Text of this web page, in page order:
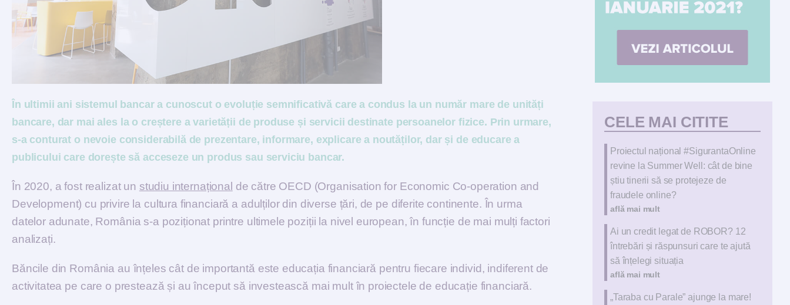
În ultimii ani sistemul bancar a cunoscut o evoluție semnificativă care a condus la un număr mare de unități
bancare, dar mai ales la o creștere a varietății de produse și servicii destinate persoanelor fizice. Prin urmare,
s-a conturat o nevoie considerabilă de prezentare, informare, explicare a noutăților, dar și de educare a
publicului care dorește să acceseze un produs sau serviciu bancar.
În 2020, a fost realizat un studiu internațional de către OECD (Organisation for Economic Co-operation and
Development) cu privire la cultura financiară a adulților din diverse țări, de pe diferite continente. În urma
datelor adunate, România s-a poziționat printre ultimele poziții la nivel european, în funcție de mai mulți factori
analizați.
Băncile din România au înțeles cât de importantă este educația financiară pentru fiecare individ, indiferent de
activitatea pe care o prestează și au început să investească mai mult în proiectele de educație financiară.
CELE MAI CITITE
Proiectul național #SigurantaOnline
revine la Summer Well: cât de bine
știu tinerii să se protejeze de
fraudele online?
află mai mult
Ai un credit legat de ROBOR? 12
întrebări și răspunsuri care te ajută
să înțelegi situația
află mai mult
„Taraba cu Parale” ajunge la mare!